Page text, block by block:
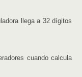
llega a 32 dígitos
cuando calcula